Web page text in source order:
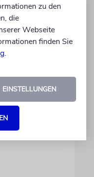
ÖRR
hat sich
das Schreiben
zu den
die
Webseite
finden Sie
.
EINSTELLUNGEN